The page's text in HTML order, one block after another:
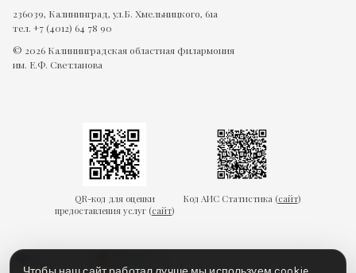
236039, Калининград, ул.Б. Хмельницкого, 61а
тел. +7 (4012) 64 78 90
© 2026 Калининградская областная филармония
им. Е.Ф. Светланова
QR-код для оценки
предоставления услуг (сайт)
Код АИС Статистика (сайт)